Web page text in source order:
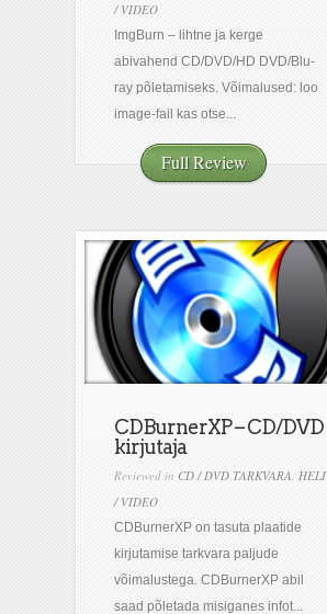
/ VIDEO
ImgBurn – lihtne ja kerge
abivahend CD/DVD/HD DVD/Blu-
ray põletamiseks. Võimalused: loo
image-fail kas otse...
Full Review
CDBurnerXP – CD/DVD
kirjutaja
Reviewed in CD / DVD TARKVARA, HELI
/ VIDEO
CDBurnerXP on tasuta plaatide
kirjutamise tarkvara paljude
võimalustega. CDBurnerXP abil
saad põletada misiganes infot...